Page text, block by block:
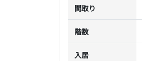
間取り
階数
入居